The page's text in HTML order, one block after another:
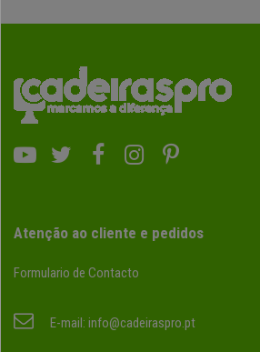
Atenção ao cliente e pedidos
Formulario de Contacto
E-mail: info@cadeiraspro.pt